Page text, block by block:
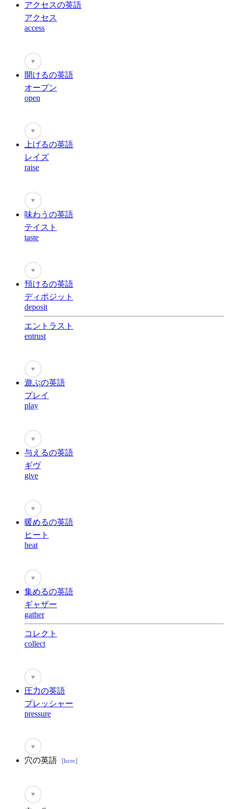
アクセスの英語
アクセス
access
♥
開けるの英語
オープン
open
♥
上げるの英語
レイズ
raise
♥
味わうの英語
テイスト
taste
♥
預けるの英語
ディポジット
deposit
エントラスト
entrust
♥
遊ぶの英語
プレイ
play
♥
与えるの英語
ギヴ
give
♥
暖めるの英語
ヒート
heat
♥
集めるの英語
ギャザー
gather
コレクト
collect
♥
圧力の英語
プレッシャー
pressure
♥
穴の英語 [here]
♥